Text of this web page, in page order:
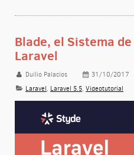
Blade, el Sistema
Laravel
Duilio Palacios
31/10/2017
Laravel, Laravel 5.5,Videotutorial